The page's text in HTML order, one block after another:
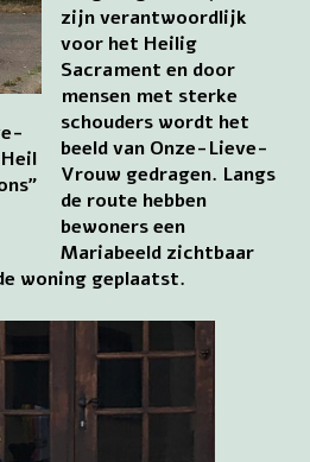
zijn verantwoordlijk
voor het Heilig
Sacrament en door
mensen met sterke
schouders wordt het
beeld van Onze-Lieve-
Vrouw gedragen. Langs
de route hebben
bewoners een
Mariabeeld zichtbaar
woning geplaatst.